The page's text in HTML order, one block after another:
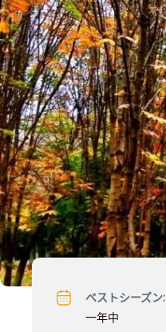
ベストシーズン:
一年中